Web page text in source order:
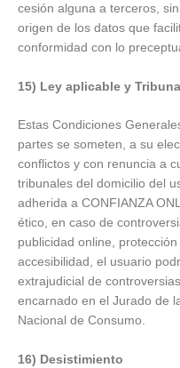
cesión alguna a terceros,
origen de los datos que
conformidad con lo
15) Ley aplicable y
Estas Condiciones
partes se someten, a su
conflictos y con renuncia a
tribunales del domicilio del
adherida a CONFIANZA
ético, en caso de
publicidad online,
accesibilidad, el usuario
extrajudicial de
encarnado en el Jurado de
Nacional de Consumo.
16) Desistimiento